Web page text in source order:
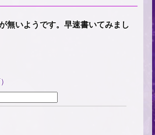
無いようです。早速書いてみまし